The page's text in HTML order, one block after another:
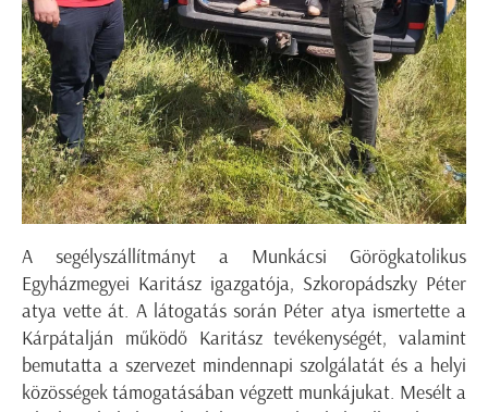
A segélyszállítmányt a Munkácsi Görögkatolikus
Egyházmegyei Karitász igazgatója, Szkoropádszky Péter
atya vette át. A látogatás során Péter atya ismertette a
Kárpátalján működő Karitász tevékenységét, valamint
bemutatta a szervezet mindennapi szolgálatát és a helyi
közösségek támogatásában végzett munkájukat. Mesélt a